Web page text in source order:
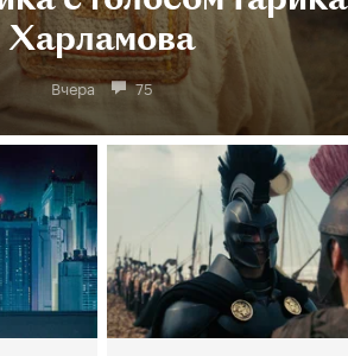
Харламова
Вчера 75